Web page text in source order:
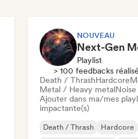
NOUVEAU
Next-Gen
Playlist
> 100 feedbacks
Death / ThrashHardcore
Metal / Heavy metalNoise
Ajouter dans ma/mes
impactante(s)
Death / Thrash Hardcore